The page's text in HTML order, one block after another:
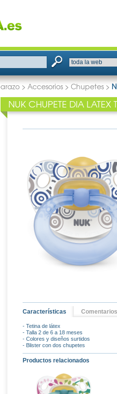
> Accesorios > Chupetes >
NUK CHUPETE DIA LATEX
Características Comentarios
- Tetina de látex
- Talla 2 de 6 a 18 meses
- Colores y diseños surtidos
- Blister con dos chupetes
Productos relacionados